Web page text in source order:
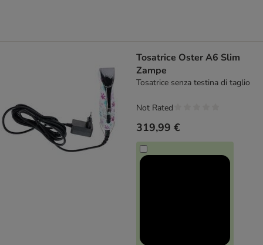
Tosatrice Oster A6 Slim
Zampe
Tosatrice senza testina di taglio
319,99 €
Not Rated